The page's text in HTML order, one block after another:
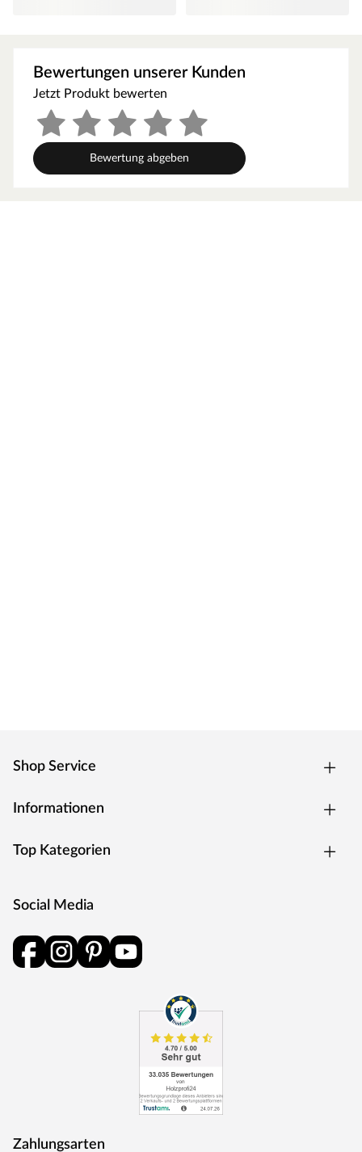
Bewertungen unserer Kunden
Jetzt Produkt bewerten
Bewertung abgeben
Shop Service
Informationen
Top Kategorien
Social Media
Zahlungsarten